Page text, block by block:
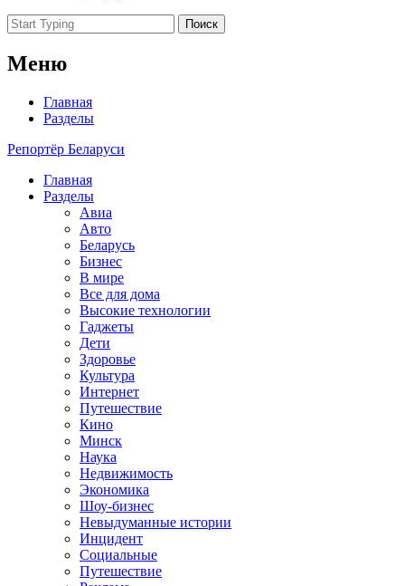
Поиск
Меню
Главная
Разделы
Репортёр Беларуси
Главная
Разделы
Авиа
Авто
Беларусь
Бизнес
В мире
Все для дома
Высокие технологии
Гаджеты
Дети
Здоровье
Культура
Интернет
Путешествие
Кино
Минск
Наука
Недвижимость
Экономика
Шоу-бизнес
Невыдуманные истории
Инцидент
Социальные
Путешествие